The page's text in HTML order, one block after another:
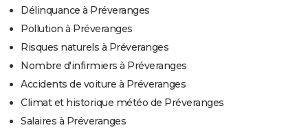
Délinquance à Préveranges
Pollution à Préveranges
Risques naturels à Préveranges
Nombre d'infirmiers à Préveranges
Accidents de voiture à Préveranges
Climat et historique météo de Préveranges
Salaires à Préveranges